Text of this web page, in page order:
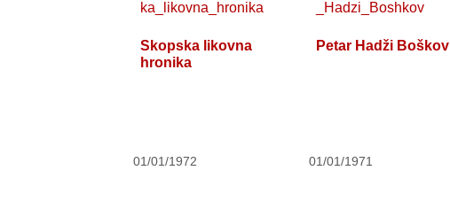
Skopska likovna
hronika
01/01/1972
Petar Hadži Boškov
01/01/1971